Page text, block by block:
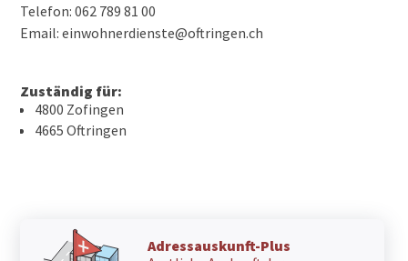
Telefon: 062 789 81 00
Email: einwohnerdienste@oftringen.ch
Zuständig für:
4800 Zofingen
4665 Oftringen
Adressauskunft-Plus